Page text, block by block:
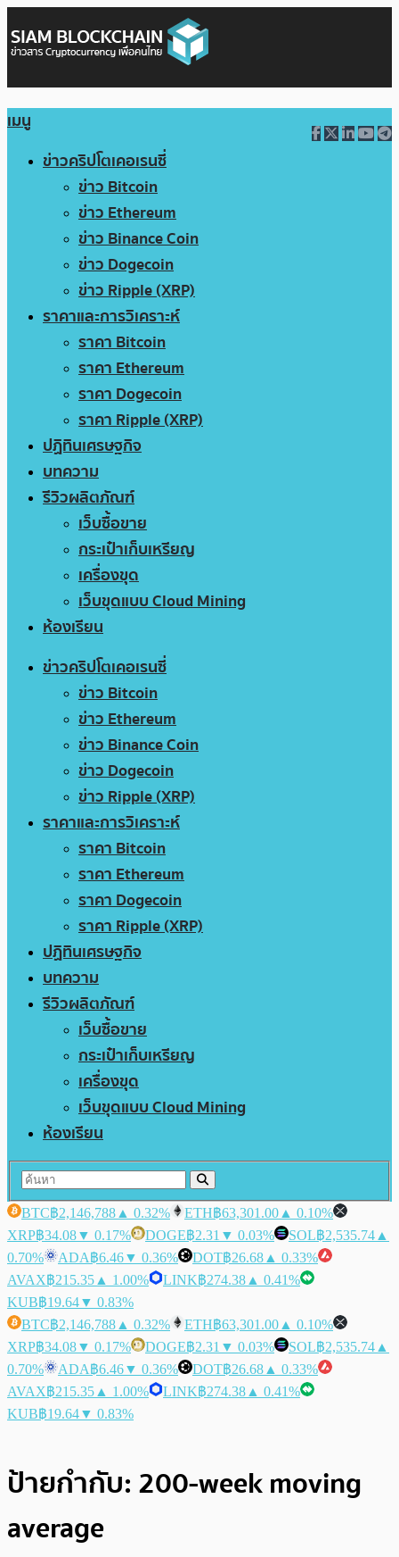
เมนู
ข่าวคริปโตเคอเรนซี่
ข่าว Bitcoin
ข่าว Ethereum
ข่าว Binance Coin
ข่าว Dogecoin
ข่าว Ripple (XRP)
ราคาและการวิเคราะห์
ราคา Bitcoin
ราคา Ethereum
ราคา Dogecoin
ราคา Ripple (XRP)
ปฏิทินเศรษฐกิจ
บทความ
รีวิวผลิตภัณฑ์
เว็บซื้อขาย
กระเป๋าเก็บเหรียญ
เครื่องขุด
เว็บขุดแบบ Cloud Mining
ห้องเรียน
ข่าวคริปโตเคอเรนซี่
ข่าว Bitcoin
ข่าว Ethereum
ข่าว Binance Coin
ข่าว Dogecoin
ข่าว Ripple (XRP)
ราคาและการวิเคราะห์
ราคา Bitcoin
ราคา Ethereum
ราคา Dogecoin
ราคา Ripple (XRP)
ปฏิทินเศรษฐกิจ
บทความ
รีวิวผลิตภัณฑ์
เว็บซื้อขาย
กระเป๋าเก็บเหรียญ
เครื่องขุด
เว็บขุดแบบ Cloud Mining
ห้องเรียน
BTC฿2,146,788 ▲ 0.32% ETH฿63,301.00 ▲ 0.10%
XRP฿34.08▼ 0.17% DOGE฿2.31 ▼ 0.03% SOL฿2,535.74 ▲
0.70%
ADA฿6.46▼ 0.36% DOT฿26.68 ▲ 0.33%
AVAX฿215.35 ▲ 1.00% LINK฿274.38 ▲ 0.41%
KUB฿19.64▼ 0.83%
BTC฿2,146,788 ▲ 0.32% ETH฿63,301.00 ▲ 0.10%
XRP฿34.08▼ 0.17% DOGE฿2.31 ▼ 0.03% SOL฿2,535.74 ▲
0.70%
ADA฿6.46▼ 0.36% DOT฿26.68 ▲ 0.33%
AVAX฿215.35 ▲ 1.00% LINK฿274.38 ▲ 0.41%
KUB฿19.64▼ 0.83%
ป้ายกำกับ: 200-week moving
average